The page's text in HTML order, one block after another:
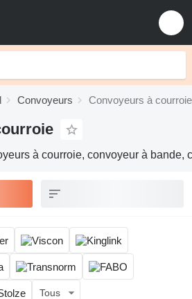
Convoyeurs Convoyeurs à courroie
à courroie, convoyeur à bande,
Tous